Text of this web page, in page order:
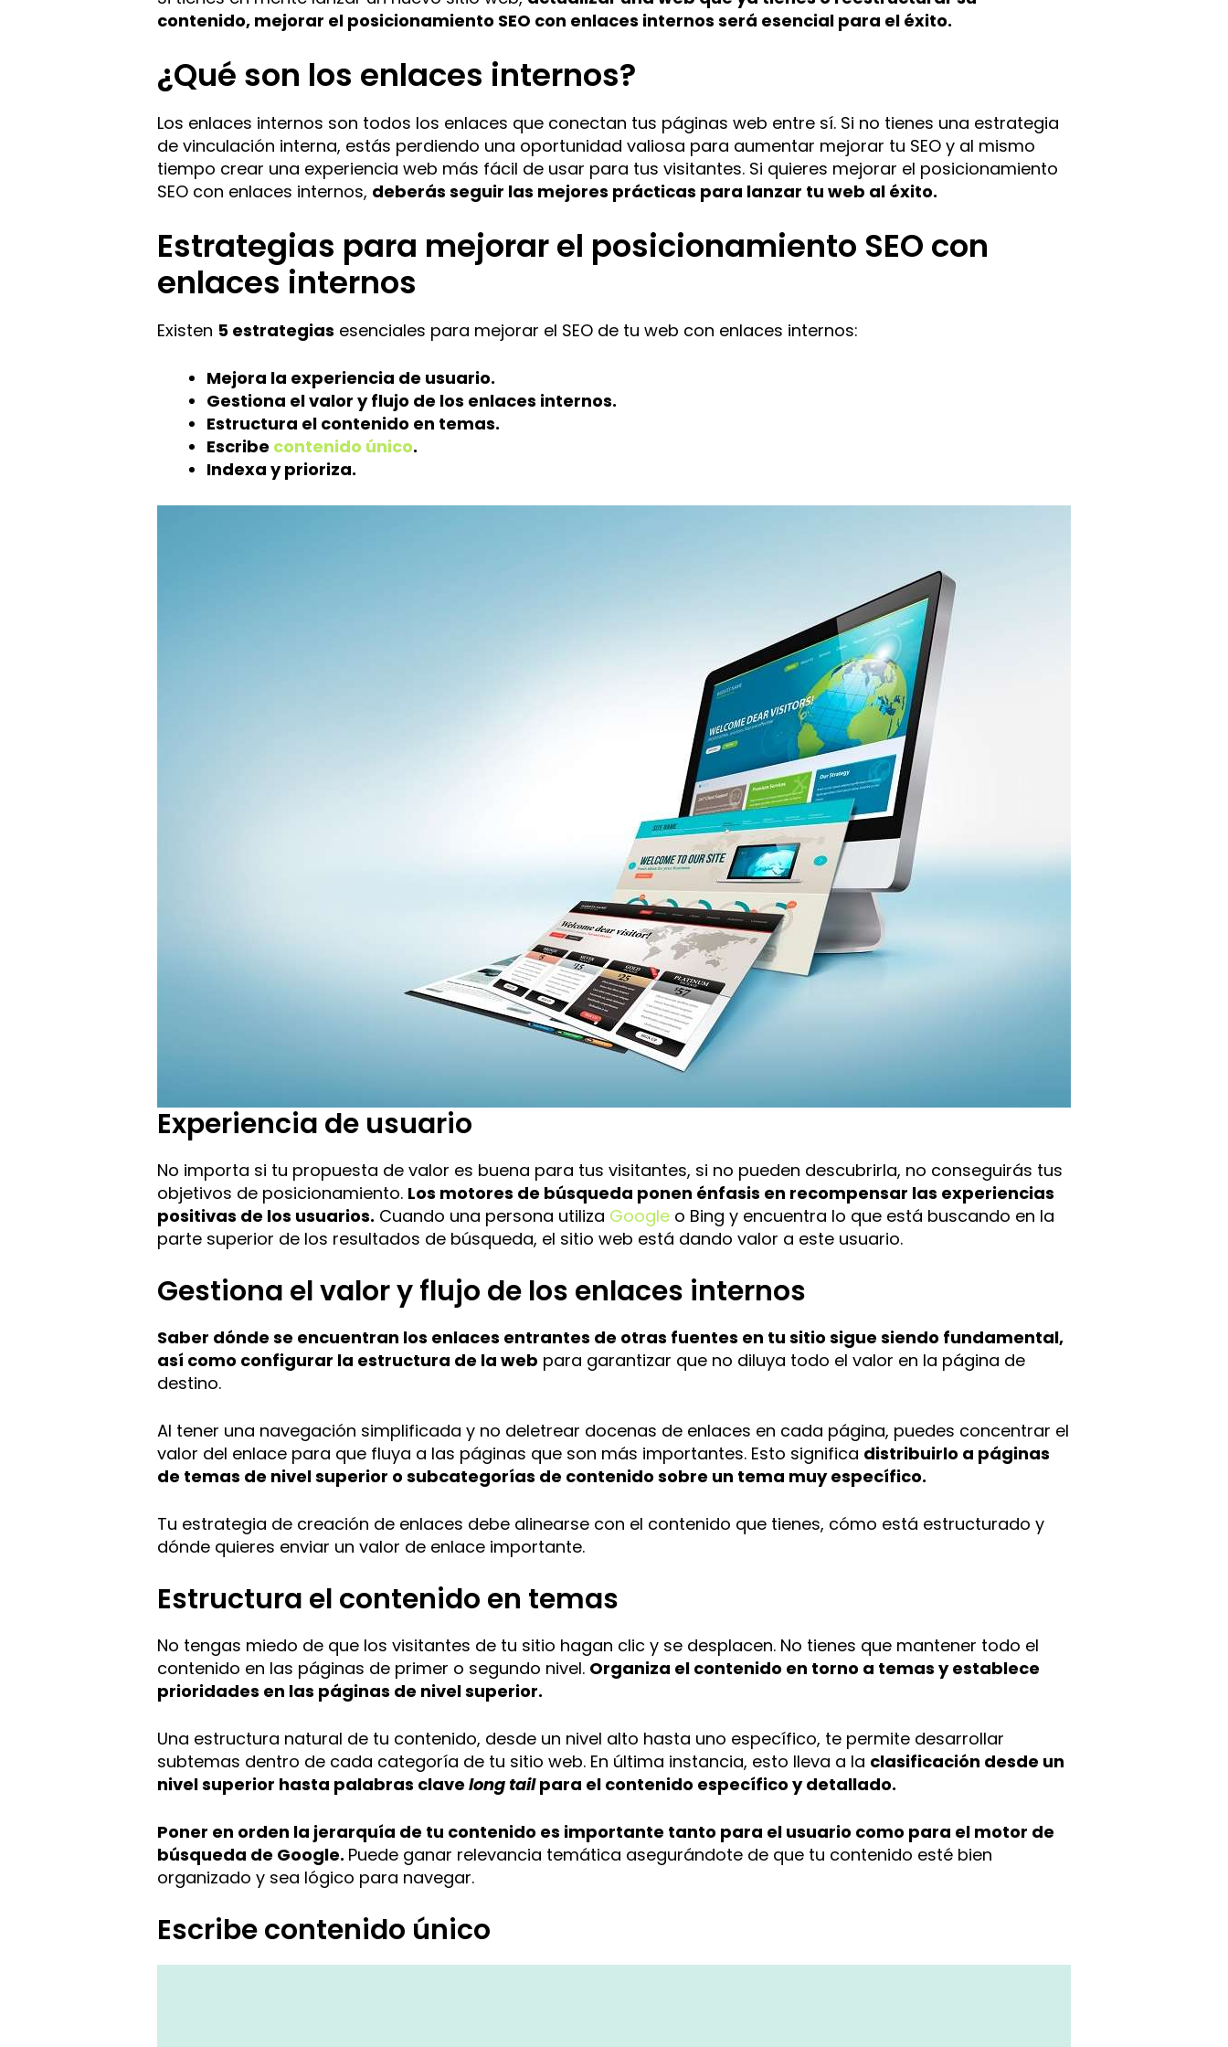
n
t
v
e
:
contenido, mejorar el posicionamiento SEO con enlaces internos será esencial para el éxito.
¿Qué son los enlaces internos?
Los enlaces internos son todos los enlaces que conectan tus páginas web entre sí. Si no tienes una estrategia
de vinculación interna, estás perdiendo una oportunidad valiosa para aumentar mejorar tu SEO y al mismo
tiempo crear una experiencia web más fácil de usar para tus visitantes. Si quieres mejorar el posicionamiento
SEO con enlaces internos, deberás seguir las mejores prácticas para lanzar tu web al éxito.
Estrategias para mejorar el posicionamiento SEO con
enlaces internos
Existen 5 estrategias esenciales para mejorar el SEO de tu web con enlaces internos:
Mejora la experiencia de usuario.
Gestiona el valor y flujo de los enlaces internos.
Estructura el contenido en temas.
Escribe contenido único.
Indexa y prioriza.
Experiencia de usuario
No importa si tu propuesta de valor es buena para tus visitantes, si no pueden descubrirla, no conseguirás tus
objetivos de posicionamiento. Los motores de búsqueda ponen énfasis en recompensar las experiencias
positivas de los usuarios. Cuando una persona utiliza Google o Bing y encuentra lo que está buscando en la
parte superior de los resultados de búsqueda, el sitio web está dando valor a este usuario.
Gestiona el valor y flujo de los enlaces internos
Saber dónde se encuentran los enlaces entrantes de otras fuentes en tu sitio sigue siendo fundamental,
así como configurar la estructura de la web para garantizar que no diluya todo el valor en la página de
destino.
Al tener una navegación simplificada y no deletrear docenas de enlaces en cada página, puedes concentrar el
valor del enlace para que fluya a las páginas que son más importantes. Esto significa distribuirlo a páginas
de temas de nivel superior o subcategorías de contenido sobre un tema muy específico.
Tu estrategia de creación de enlaces debe alinearse con el contenido que tienes, cómo está estructurado y
dónde quieres enviar un valor de enlace importante.
Estructura el contenido en temas
No tengas miedo de que los visitantes de tu sitio hagan clic y se desplacen. No tienes que mantener todo el
contenido en las páginas de primer o segundo nivel. Organiza el contenido en torno a temas y establece
prioridades en las páginas de nivel superior.
Una estructura natural de tu contenido, desde un nivel alto hasta uno específico, te permite desarrollar
subtemas dentro de cada categoría de tu sitio web. En última instancia, esto lleva a la clasificación desde un
nivel superior hasta palabras clave long tailpara el contenido específico y detallado.
Poner en orden la jerarquía de tu contenido es importante tanto para el usuario como para el motor de
búsqueda de Google. Puede ganar relevancia temática asegurándote de que tu contenido esté bien
organizado y sea lógico para navegar.
Escribe contenido único